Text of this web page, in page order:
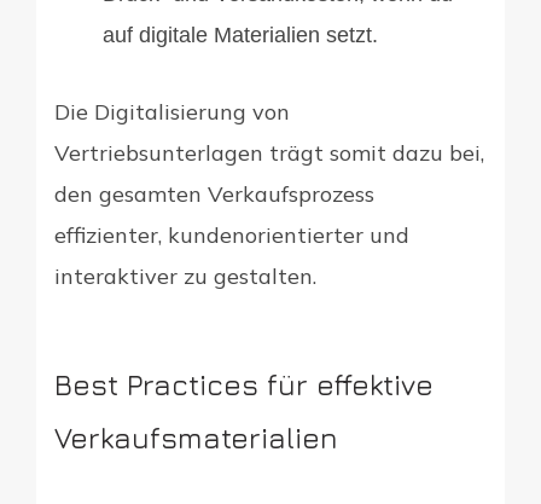
auf digitale Materialien setzt.
Die Digitalisierung von
Vertriebsunterlagen trägt somit dazu bei,
den gesamten Verkaufsprozess
effizienter, kundenorientierter und
interaktiver zu gestalten.
Best Practices für effektive
Verkaufsmaterialien